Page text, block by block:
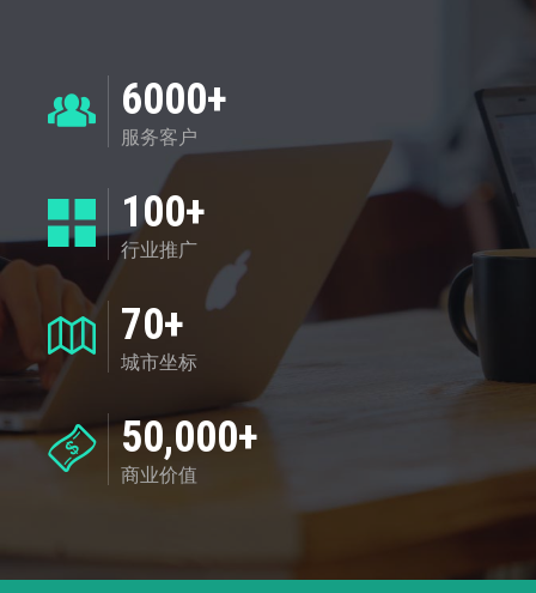
6000+
服务客户
100+
行业推广
70+
城市坐标
50,000+
商业价值